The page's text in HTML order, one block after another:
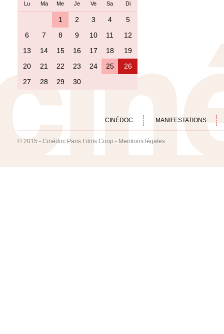
Lu Ma Me Je Ve Sa Di
1 2 3 4
5
6
7 8 9 10 11
12
13
14 15 16 17 18
19
20
21 22 23 24 25
26
27
28 29 30
CINÉDOC MANIFESTATIONS
© 2015 - Cinédoc Paris Films Coop - Mentions légales